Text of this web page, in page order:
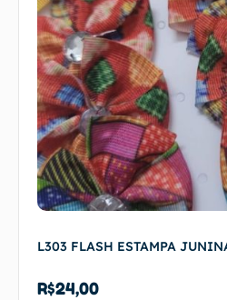
L303 FLASH ESTAMPA
R$24,00